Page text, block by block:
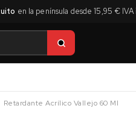
en la península desde 15,95 €
Retardante Acrílico Vallejo 60 Ml